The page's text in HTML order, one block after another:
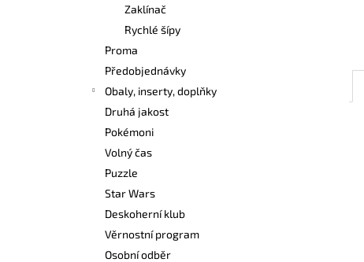
Zaklínač
Rychlé šípy
Proma
Předobjednávky
Obaly, inserty, doplňky
Druhá jakost
Pokémoni
Volný čas
Puzzle
Star Wars
Deskoherní klub
Věrnostní program
Osobní odběr